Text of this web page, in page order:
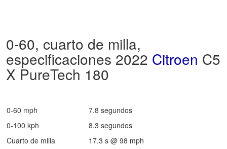
0-60, cuarto de milla,
especificaciones 2022 Citroen C5
X PureTech 180
0-60 mph
7.8 segundos
0-100 kph
8.3 segundos
Cuarto de milla
17.3 s @ 98 mph